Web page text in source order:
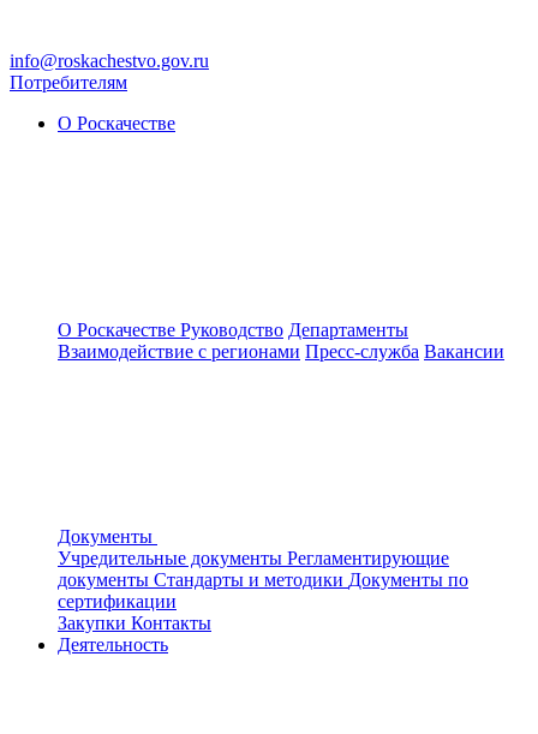
info@roskachestvo.gov.ru
Потребителям
О Роскачестве
О Роскачестве Руководство Департаменты
Взаимодействие с регионами Пресс-служба Вакансии
Документы
Учредительные документы Регламентирующие
документы Стандарты и методики Документы по
сертификации
Закупки Контакты
Деятельность